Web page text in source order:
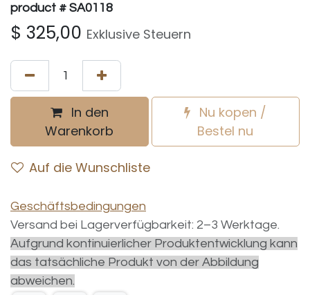
product # SA0118
$ 325,00 Exklusive Steuern
In den
Warenkorb
Nu kopen /
Bestel nu
Auf die Wunschliste
Geschäftsbedingungen
Versand bei Lagerverfügbarkeit: 2–3 Werktage.
Aufgrund kontinuierlicher Produktentwicklung kann
das tatsächliche Produkt von der Abbildung
abweichen.